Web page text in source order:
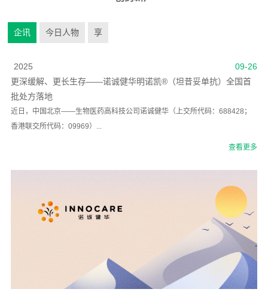
企讯 今日人物 享
09-26
2025
更深缓解、更长生存——诺诚健华明诺凯®（坦昔妥单抗）全国首
批处方落地
近日，中国北京——生物医药高科技公司诺诚健华（上交所代码：688428；
香港联交所代码：09969）...
查看更多